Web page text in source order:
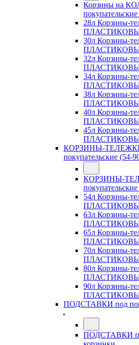
Корзины на
28л Корзины-
30л Корзины-
32л Корзины-
34л Корзины-
38л Корзины-
40л Корзины-
45л Корзины-
КОРЗИНЫ-ТЕЛЕЖКИ
покупательские (54-
КОРЗИНЫ-
54л Корзины-
63л Корзины-
65л Корзины-
70л Корзины-
80л Корзины-
90л Корзины-
ПОДСТАВКИ под
ПОДСТАВКИ